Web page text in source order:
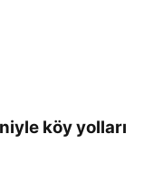
köy yolları